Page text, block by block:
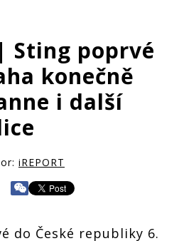
Sting poprvé
konečně
i další
iREPORT
do České republiky 6.